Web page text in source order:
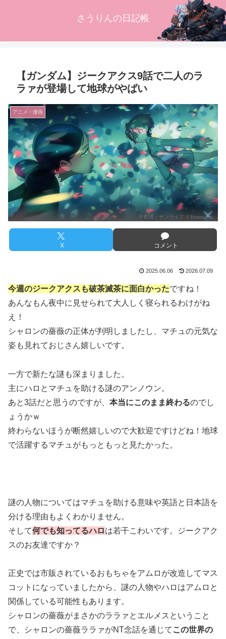
さうりんの日記帳
【ガンダム】ジークアクス9話で二人のラ
ラァが登場して地球がやばい
アニメ・漫画
© 創通・サンライズ © khara, inc.
X コメント
2025.06.06 2026.07.09
今週のジークアクスも破茶滅茶に面白かったですね！
あんなもん夜中に見せられて大人しく寝られるわけがね
え！
シャロンの薔薇の正体が判明しましたし、マチュの元気な
姿も見れておじさん嬉しいです。
一方で新たな謎も深まりました。
主にハロとマチュを助ける謎のアンノウン。
あと3話だと思うのですが、 本当にこのまま終わるのでし
ょうかｗ
終わらないほうが断然嬉しいので大歓迎ですけどね！地球
で活躍するマチュがもっともっと見たかった。
謎の人物についてはマチュを助ける意味や英語と日本語を
分ける理由もよくわかりません。
そして何でも知ってるハロは若干こわいです。ジークアク
スのお友達ですか？
正史では市販されているおもちゃをアムロが改造してマス
コットになっていましたから、謎の人物やハロはアムロと
関係している可能性もあります。
シャロンの薔薇がまさかのララァとエルメスということ
で、シャロンの薔薇ララァがNT念話を通じて この世界の